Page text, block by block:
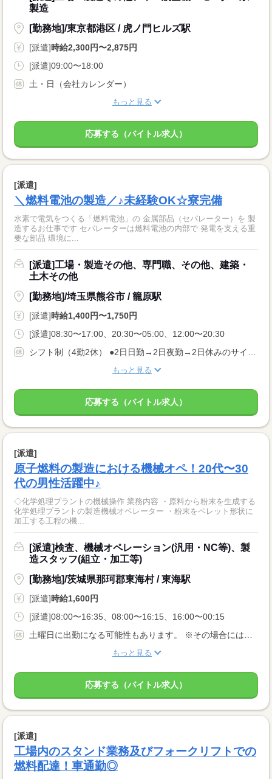
製造
[勤務地]/東京都港区 / 虎ノ門ヒルズ駅
[派遣]時給2,300円〜2,875円
[派遣]09:00〜18:00
土・日（会社カレンダー）
もっと見る
応募する（バイトル求人）
[派遣]
＼燃料電池の製造／♪未経験OK☆寮完備
水素で電気をつくる「燃料電池」の 金属部品（セパレーター）を 製
造するお仕事です セパレーターは燃料電池の内部で 発電を支える重
要な部品 環境に...
[派遣]工場・製造その他、専門職、その他、建築・
土木その他
[勤務地]/埼玉県熊谷市 / 籠原駅
[派遣]時給1,400円〜1,750円
[派遣]08:30〜17:00、20:30〜05:00、12:00〜20:30
シフト制（4勤2休） ●2日日勤→2日夜勤→2日休みのサイクル順 ※順番が変わる可能性あり ●GW・夏季・年末年始休暇あり
もっと見る
応募する（バイトル求人）
[派遣]
原子燃料の製造における機械オペ！20代〜30
代の男性活躍中♪
◇化学処理プラントの機械操作 業務内容 ・原料から粉末を生成する
化学処理プラントの製造機械オペレーター ・粉末をペレット形状に
加工する工程の機...
[派遣]検査、機械オペレーション(汎用・NC等)、製
造スタッフ(組立・加工等)
[勤務地]/茨城県那珂郡東海村 / 東海駅
[派遣]時給1,600円
[派遣]08:00〜16:35、08:00〜16:15、16:00〜00:15
土曜日に出勤になる可能性もあります。 ※その場合には代休があります。 ★年間休日121日★ ※会社カレンダーによる 【その他長期休暇あり】
もっと見る
応募する（バイトル求人）
[派遣]
工場内のスタンド業務及びフォークリフトでの
燃料配達！車通勤◎